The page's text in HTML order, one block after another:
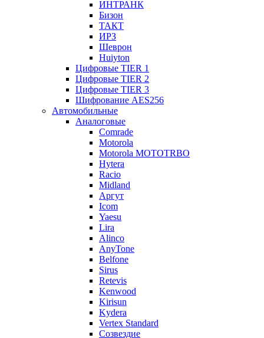
ИНТРАНК
Бизон
ТАКТ
ИРЗ
Шеврон
Huiyton
Цифровые TIER 1
Цифровые TIER 2
Цифровые TIER 3
Шифрование AES256
Автомобильные
Аналоговые
Comrade
Motorola
Motorola MOTOTRBO
Hytera
Racio
Midland
Аргут
Icom
Yaesu
Lira
Alinco
AnyTone
Belfone
Sirus
Retevis
Kenwood
Kirisun
Kydera
Vertex Standard
Созвездие